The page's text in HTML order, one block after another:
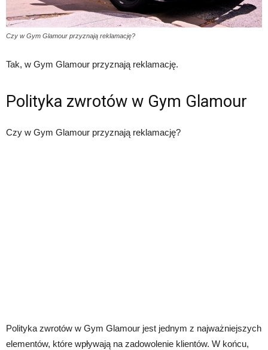
Czy w Gym Glamour przyznają reklamację?
Tak, w Gym Glamour przyznają reklamację.
Polityka zwrotów w Gym Glamour
Czy w Gym Glamour przyznają reklamację?
Polityka zwrotów w Gym Glamour jest jednym z najważniejszych
elementów, które wpływają na zadowolenie klientów. W końcu,